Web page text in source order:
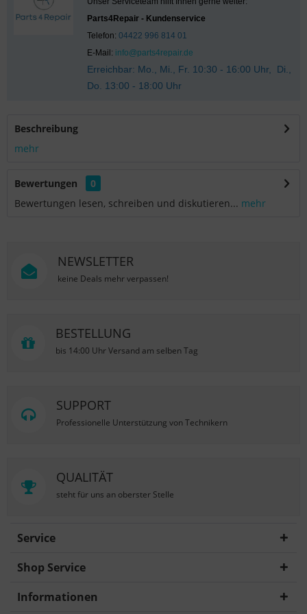
Parts4Repair - Kundenservice
Telefon: 04422 996 814 01
E-Mail: info@parts4repair.de
Erreichbar: Mo., Mi., Fr. 10:30 - 16:00 Uhr, Di.,
Do. 13:00 - 18:00 Uhr
Beschreibung
mehr
Bewertungen
0
Bewertungen lesen, schreiben und diskutieren... mehr
NEWSLETTER
keine Deals mehr verpassen!
BESTELLUNG
bis 14:00 Uhr Versand am selben Tag
SUPPORT
Professionelle Unterstützung von Technikern
QUALITÄT
steht für uns an oberster Stelle
Service
Shop Service
Informationen